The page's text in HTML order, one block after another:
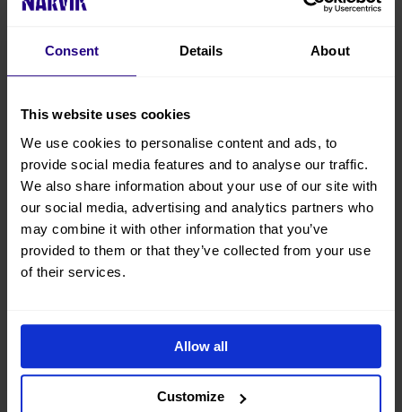
Consent Details About
This website uses cookies
We use cookies to personalise content and ads, to
provide social media features and to analyse our traffic.
We also share information about your use of our site with
our social media, advertising and analytics partners who
may combine it with other information that you’ve
provided to them or that they’ve collected from your use
of their services.
Allow all
Customize
Engelsk
October
November
Varme sko
Gruppetur
Forhåndsbooking
8+ timmer
Krevende
Online Booking
På forespørsel
Outdoor activity